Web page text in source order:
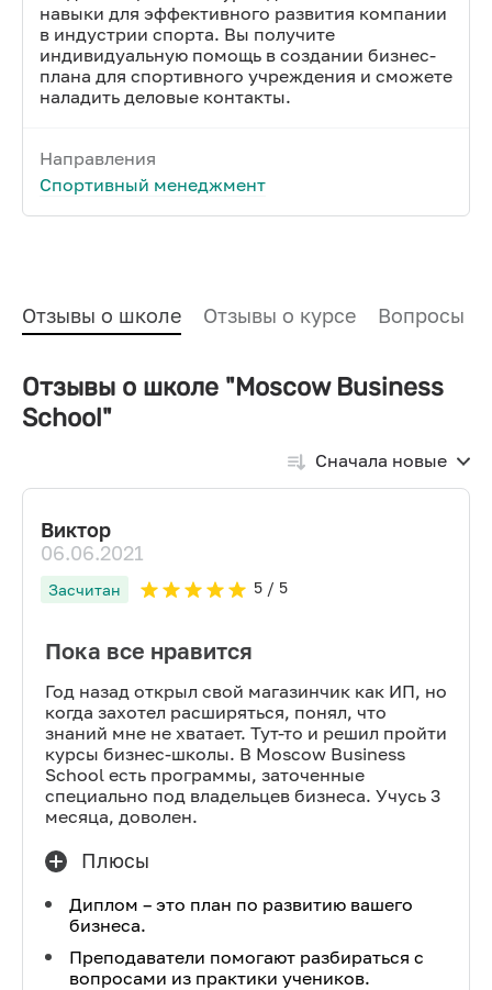
навыки для эффективного развития компании
в индустрии спорта. Вы получите
индивидуальную помощь в создании бизнес-
плана для спортивного учреждения и сможете
наладить деловые контакты.
Направления
Спортивный менеджмент
Отзывы о школе Отзывы о курсе Вопросы и
Отзывы о школе "Moscow Business
School"
Сначала новые
Виктор
06.06.2021
Засчитан 5/ 5
Пока все нравится
Год назад открыл свой магазинчик как ИП, но
когда захотел расширяться, понял, что
знаний мне не хватает. Тут-то и решил пройти
курсы бизнес-школы. В Moscow Business
School есть программы, заточенные
специально под владельцев бизнеса. Учусь 3
месяца, доволен.
Плюсы
Диплом – это план по развитию вашего
бизнеса.
Преподаватели помогают разбираться с
вопросами из практики учеников.